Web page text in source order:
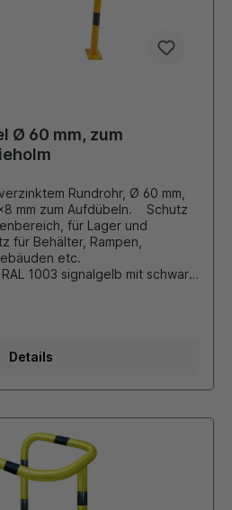
Ø 60 mm, zum
Rundrohr, Ø 60 mm,
zum Aufdübeln. Schutz
für Lager und
für Behälter, Rampen,
etc.
1003 signalgelb mit schwarz
Farben und
Details